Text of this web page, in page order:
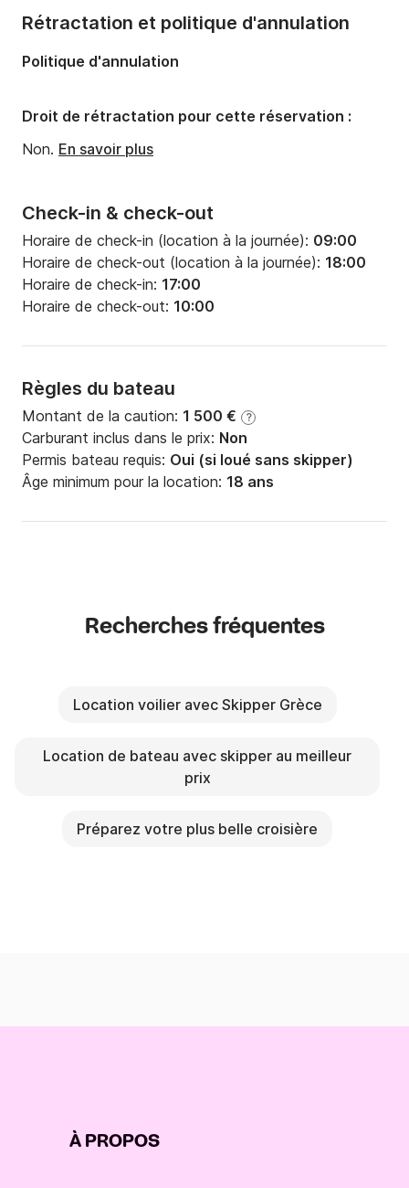
Nombre de salles de bains:
Tirant d'eau:1.65m
Puissance moteur:55cv
Check-in & check-out
Horaire de check-in (location à la journée): 09:00
Horaire de check-out (location à la journée): 18:00
Horaire de check-in: 17:00
Horaire de check-out: 10:00
Règles du bateau
Montant de la caution: 1 500 € ?
Carburant inclus dans le prix: Non
Permis bateau requis: Oui (si loué sans skipper)
Âge minimum pour la location: 18 ans
Rétractation et politique d'annulation
Politique d'annulation
Droit de rétractation pour cette réservation :
Non. En savoir plus
Recherches fréquentes
Location voilier avec Skipper Grèce
Location de bateau avec skipper au meilleur
prix
Préparez votre plus belle croisière
À PROPOS